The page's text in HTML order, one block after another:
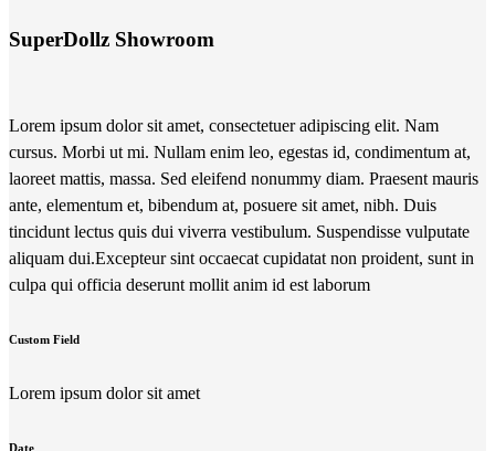
SuperDollz Showroom
Lorem ipsum dolor sit amet, consectetuer adipiscing elit. Nam
cursus. Morbi ut mi. Nullam enim leo, egestas id, condimentum at,
laoreet mattis, massa. Sed eleifend nonummy diam. Praesent mauris
ante, elementum et, bibendum at, posuere sit amet, nibh. Duis
tincidunt lectus quis dui viverra vestibulum. Suspendisse vulputate
aliquam dui.Excepteur sint occaecat cupidatat non proident, sunt in
culpa qui officia deserunt mollit anim id est laborum
Custom Field
Lorem ipsum dolor sit amet
Date